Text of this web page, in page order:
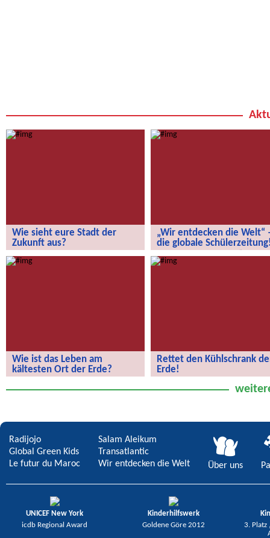
Wie sieht eure Stadt der
Zukunft aus?
Wie sieht eure Stadt der Zukunft aus?
„Wir entdecken die Welt“
die globale
„Wir entdecken die Welt“ – die
globale Schülerzeitung!
Wie ist das Leben am
kältesten Ort der Erde?
der Erde?
Rettet den Kühlschrank
Erde!
Radijojo
Global Green Kids
Le futur du Maroc
Salam Aleikum
Transatlantic
Wir entdecken die Welt
Über uns
UNICEF New York
icdb Regional Award
Kinderhilfswerk
Goldene Göre 2012
3. Platz